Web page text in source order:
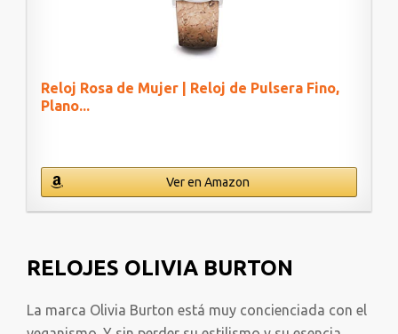
Reloj Rosa de Mujer | Reloj de Pulsera Fino,
Plano...
Ver en Amazon
RELOJES OLIVIA BURTON
La marca Olivia Burton está muy concienciada con el